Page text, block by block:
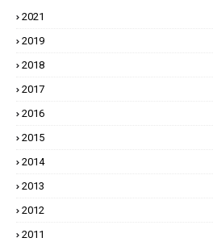
2021
2019
2018
2017
2016
2015
2014
2013
2012
2011